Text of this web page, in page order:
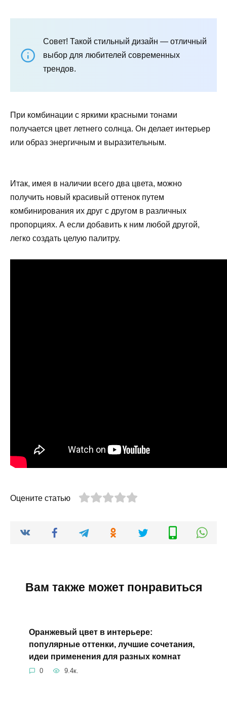
Совет! Такой стильный дизайн — отличный
выбор для любителей современных
трендов.
При комбинации с яркими красными тонами
получается цвет летнего солнца. Он делает интерьер
или образ энергичным и выразительным.
Итак, имея в наличии всего два цвета, можно
получить новый красивый оттенок путем
комбинирования их друг с другом в различных
пропорциях. А если добавить к ним любой другой,
легко создать целую палитру.
Оцените статью
Вам также может понравиться
Оранжевый цвет в интерьере:
популярные оттенки, лучшие сочетания,
идеи применения для разных комнат
0 9.4к.